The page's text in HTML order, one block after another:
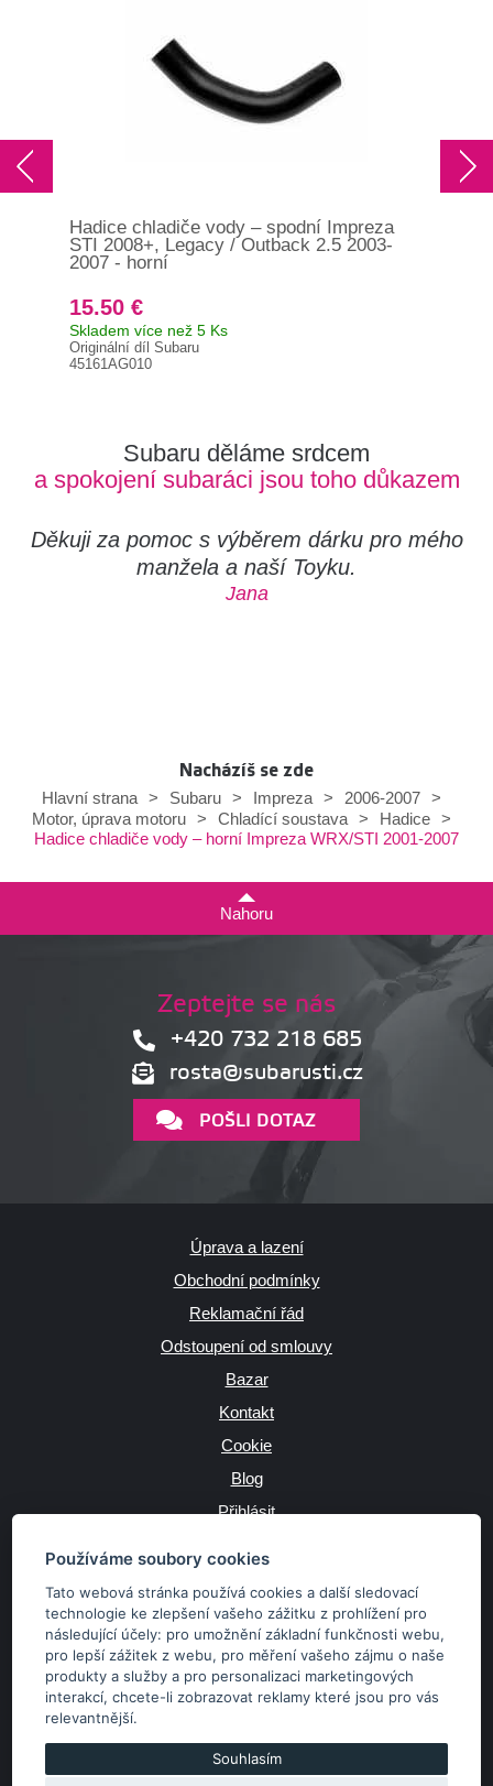
Používáme soubory cookies
Tato webová stránka používá cookies a další sledovací
technologie ke zlepšení vašeho zážitku z prohlížení pro
následující účely: pro umožnění základní funkčnosti webu,
pro lepší zážitek z webu, pro měření vašeho zájmu o naše
produkty a služby a pro personalizaci marketingových
interakcí,chcete-li zobrazovat reklamy které jsou pro vás
relevantnější.
Souhlasím
Hadice chladiče vody – spodní Impreza
STI 2008+, Legacy / Outback 2.5 2003-
2007 - horní
15.50 €
Skladem více než 5 Ks
Originální díl Subaru
45161AG010
Subaru děláme srdcem
a spokojení subaráci jsou toho důkazem
Děkuji za pomoc s výběrem dárku pro mého
manžela a naší Toyku.
Jana
Nacházíš se zde
Hlavní strana
> Subaru > Impreza > 2006-2007
>
Motor, úprava motoru
> Chladící soustava > Hadice
>
Hadice chladiče vody – horní Impreza WRX/STI 2001-2007
Nahoru
Zeptejte se nás
+420 732 218 685
rosta@subarusti.cz
POŠLI DOTAZ
Úprava a lazení
Obchodní podmínky
Reklamační řád
Odstoupení od smlouvy
Bazar
Kontakt
Cookie
Blog
Přihlásit
JAZYK
Kč €